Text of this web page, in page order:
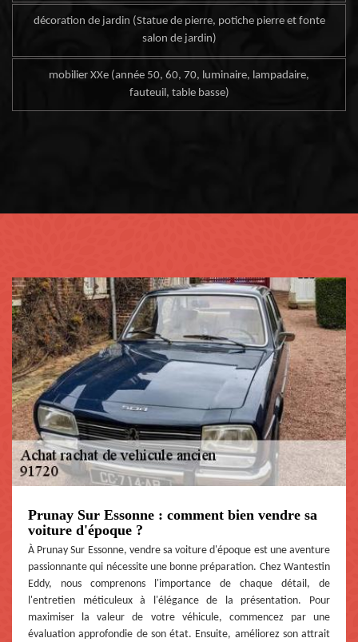
décoration de jardin (Statue de pierre, potiche pierre et fonte
salon de jardin)
mobilier XXe (année 50, 60, 70, luminaire, lampadaire,
fauteuil, table basse)
Prunay Sur Essonne : comment bien vendre sa
voiture d'époque ?
À Prunay Sur Essonne, vendre sa voiture d'époque est une aventure
passionnante qui nécessite une bonne préparation. Chez Wantestin
Eddy, nous comprenons l'importance de chaque détail, de
l'entretien méticuleux à l'élégance de la présentation. Pour
maximiser la valeur de votre véhicule, commencez par une
évaluation approfondie de son état. Ensuite, améliorez son attrait